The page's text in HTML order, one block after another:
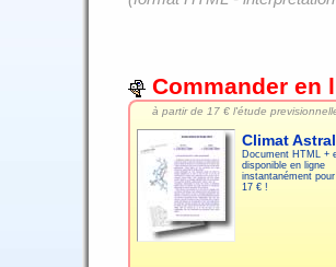
Commander en
à partir de 17 € l'étude
Climat
Document HTML +
disponible en ligne
instantanément
17 € !